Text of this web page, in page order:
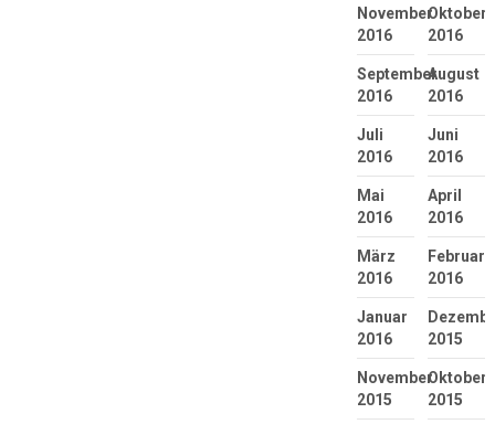
November
2016
Oktober
2016
September
2016
August
2016
Juli
2016
Juni
2016
Mai
2016
April
2016
März
2016
Februar
2016
Januar
2016
2015
November
2015
Oktober
2015